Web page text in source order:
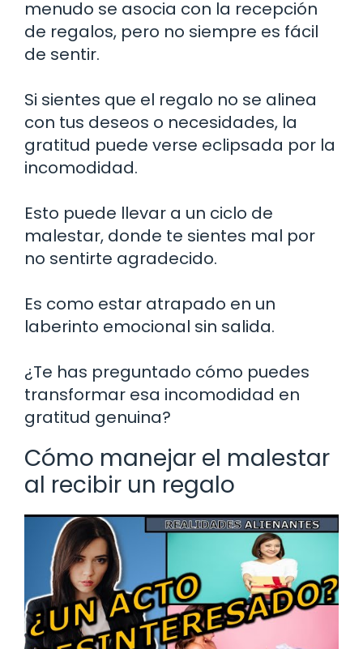
menudo se asocia con la recepción
de regalos, pero no siempre es fácil
de sentir.
Si sientes que el regalo no se alinea
con tus deseos o necesidades, la
gratitud puede verse eclipsada por la
incomodidad.
Esto puede llevar a un ciclo de
malestar, donde te sientes mal por
no sentirte agradecido.
Es como estar atrapado en un
laberinto emocional sin salida.
¿Te has preguntado cómo puedes
transformar esa incomodidad en
gratitud genuina?
Cómo manejar el malestar
al recibir un regalo